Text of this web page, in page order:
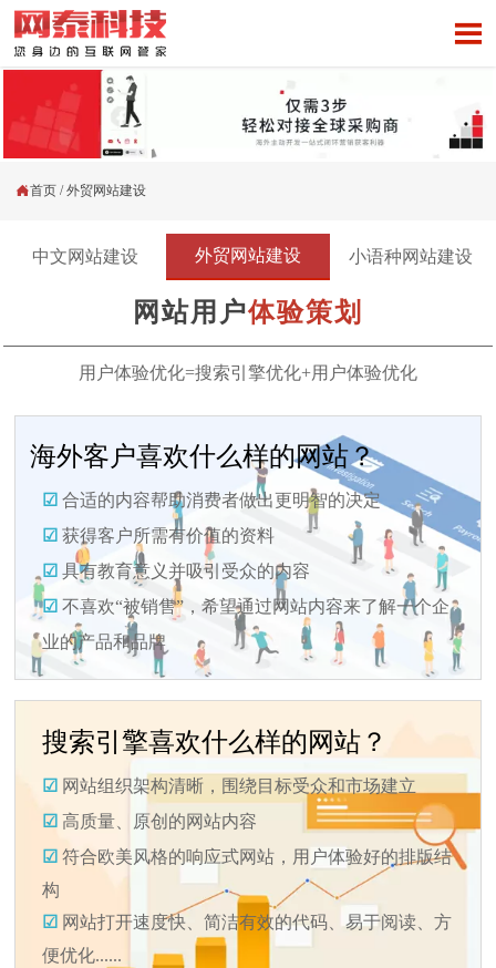

首页 /外贸网站建设
中文网站建设 外贸网站建设 小语种网站建设
网站用户体验策划
用户体验优化=搜索引擎优化+用户体验优化
海外客户喜欢什么样的网站？
☑ 合适的内容帮助消费者做出更明智的决定
☑ 获得客户所需有价值的资料
☑ 具有教育意义并吸引受众的内容
☑ 不喜欢“被销售”，希望通过网站内容来了解一个企
业的产品和品牌
搜索引擎喜欢什么样的网站？
☑ 网站组织架构清晰，围绕目标受众和市场建立
☑ 高质量、原创的网站内容
☑ 符合欧美风格的响应式网站，用户体验好的排版结
构
☑ 网站打开速度快、简洁有效的代码、易于阅读、方
便优化......